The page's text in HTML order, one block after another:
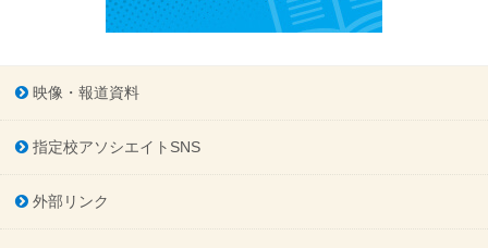
映像・報道資料
指定校アソシエイトSNS
外部リンク